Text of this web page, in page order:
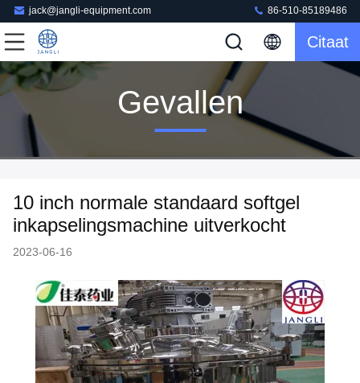
jack@jangli-equipment.com 86-510-85189486
Citaat
Gevallen
10 inch normale standaard softgel
inkapselingsmachine uitverkocht
2023-06-16